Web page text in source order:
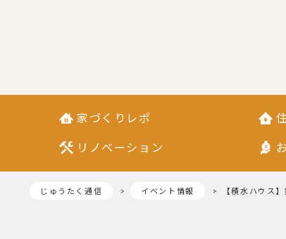
家づくりレポ
リノベーション
じゅうたく通信 イベント情報 【積水ハウス